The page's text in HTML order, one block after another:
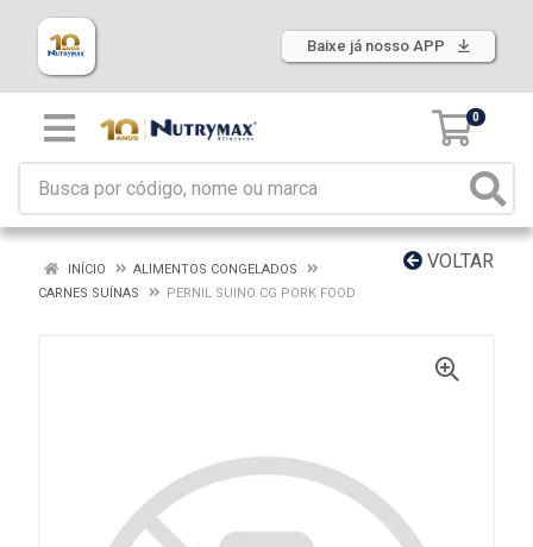
Baixe já nosso APP
0
VOLTAR
INÍCIO
ALIMENTOS CONGELADOS
CARNES SUÍNAS
PERNIL SUINO CG PORK FOOD